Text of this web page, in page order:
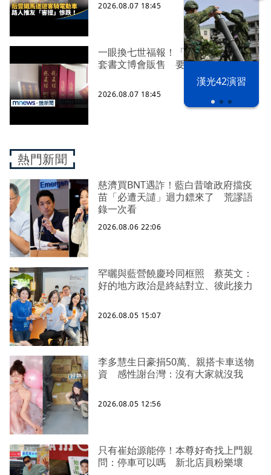
漢光42演習
2026.08.07 18:45
一眼換七世福報！「龍藏經」復刻版
套書文博會販售 要價逾百萬
2026.08.07 18:45
熱門新聞
慈濟買BNT遇詐！藍白昔嗆政府擋疫
苗「必遭天譴」迴力鏢來了 荒謬語
錄一次看
2026.08.06 22:06
罕曬與藍營饒慶玲同框照 蔡英文：
好的地方政治是終結對立、彼此接力
2026.08.05 15:07
李多慧生日豪捐50萬、親搭卡車送物
資 感性謝台灣：沒有大家就沒我
2026.08.05 12:56
只有崔始源能停！本尊好奇找上門親
問：停車可以嗎 新北店員粉樂壞